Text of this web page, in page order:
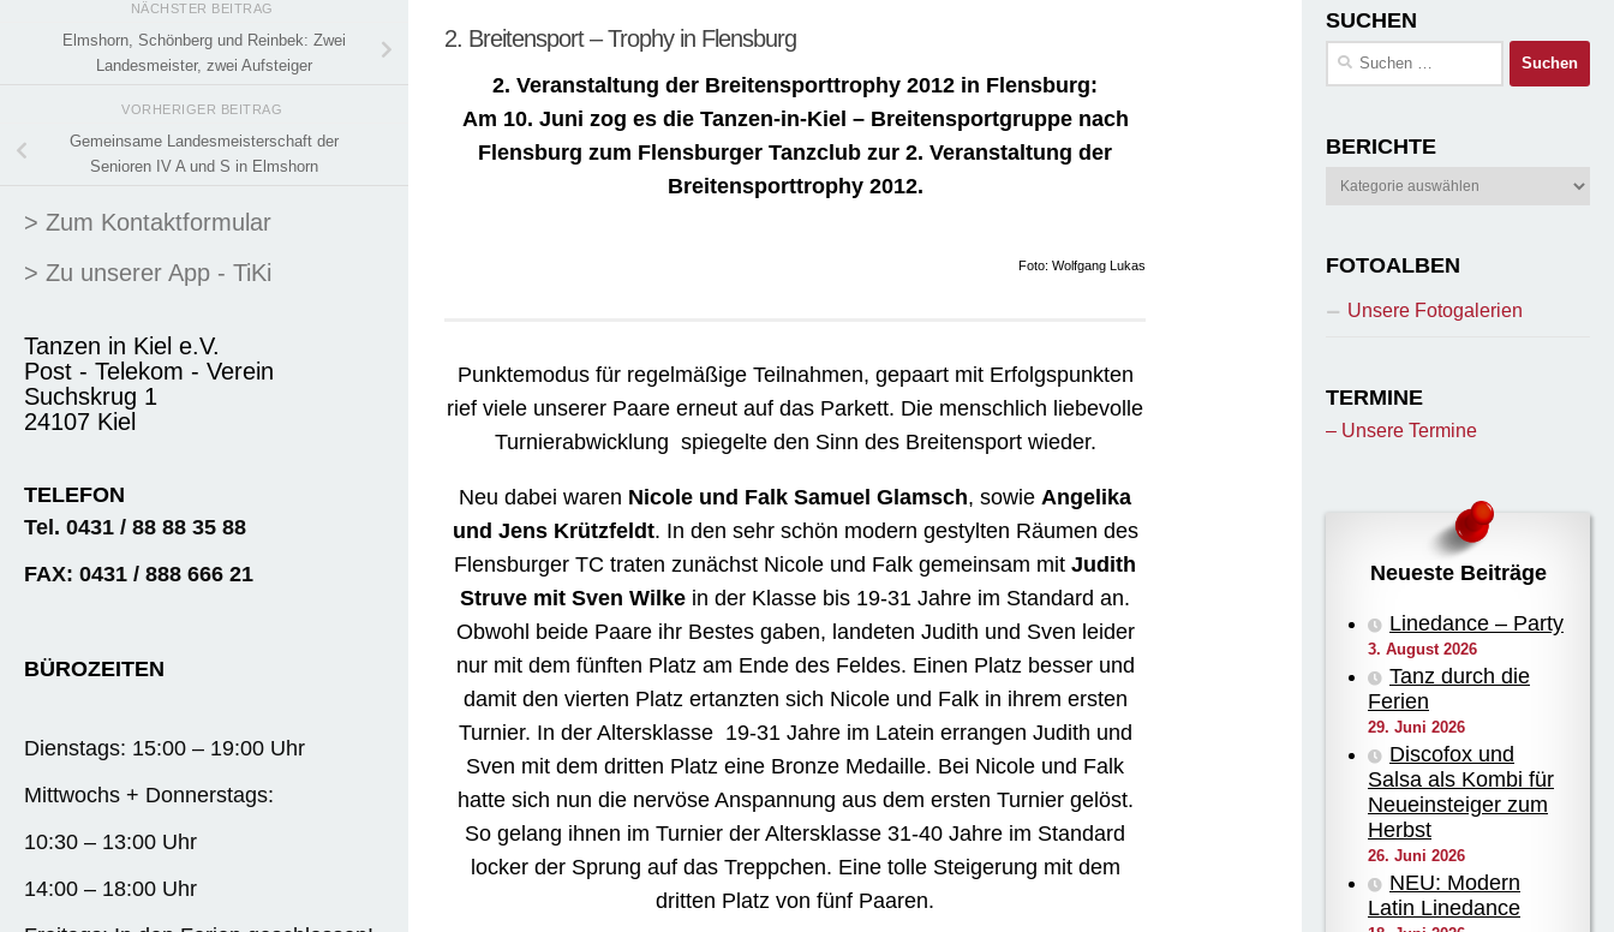
2. Breitensport – Trophy in Flensburg
2. Veranstaltung der Breitensporttrophy 2012 in Flensburg:
Am 10. Juni zog es die Tanzen-in-Kiel – Breitensportgruppe nach
Flensburg zum Flensburger Tanzclub zur 2. Veranstaltung der
Breitensporttrophy 2012.
Foto: Wolfgang Lukas
Punktemodus für regelmäßige Teilnahmen, gepaart mit Erfolgspunkten
rief viele unserer Paare erneut auf das Parkett. Die menschlich liebevolle
Turnierabwicklung spiegelte den Sinn des Breitensport wieder.
Neu dabei waren Nicole und Falk Samuel Glamsch, sowie Angelika
und Jens Krützfeldt. In den sehr schön modern gestylten Räumen des
Flensburger TC traten zunächst Nicole und Falk gemeinsam mit Judith
Struve mit Sven Wilke in der Klasse bis 19-31 Jahre im Standard an.
Obwohl beide Paare ihr Bestes gaben, landeten Judith und Sven leider
nur mit dem fünften Platz am Ende des Feldes. Einen Platz besser und
damit den vierten Platz ertanzten sich Nicole und Falk in ihrem ersten
Turnier. In der Altersklasse 19-31 Jahre im Latein errangen Judith und
Sven mit dem dritten Platz eine Bronze Medaille. Bei Nicole und Falk
hatte sich nun die nervöse Anspannung aus dem ersten Turnier gelöst.
So gelang ihnen im Turnier der Altersklasse 31-40 Jahre im Standard
locker der Sprung auf das Treppchen. Eine tolle Steigerung mit dem
dritten Platz von fünf Paaren.
NÄCHSTER BEITRAG
Elmshorn, Schönberg und Reinbek: Zwei
Landesmeister, zwei Aufsteiger
VORHERIGER BEITRAG
Gemeinsame Landesmeisterschaft der
Senioren IV A und S in Elmshorn
> Zum Kontaktformular
> Zu unserer App - TiKi
Tanzen in Kiel e.V.
Post - Telekom - Verein
Suchskrug 1
24107 Kiel
TELEFON
Tel. 0431 / 88 88 35 88
FAX: 0431 / 888 666 21
BÜROZEITEN
Dienstags: 15:00 – 19:00 Uhr
Mittwochs + Donnerstags:
10:30 – 13:00 Uhr
14:00 – 18:00 Uhr
SUCHEN
Suchen
BERICHTE
Berichte
FOTOALBEN
Unsere Fotogalerien
TERMINE
– Unsere Termine
Neueste Beiträge
Linedance – Party
3. August 2026
Tanz durch die
Ferien
29. Juni 2026
Discofox und
Salsa als Kombi für
Neueinsteiger zum
Herbst
26. Juni 2026
NEU: Modern
Latin Linedance